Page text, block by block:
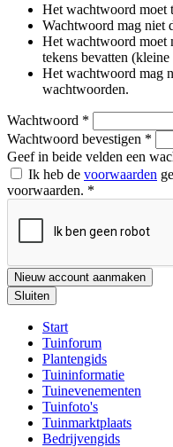
Het wachtwoord moet
Wachtwoord mag niet
Het wachtwoord moet
tekens bevatten
Het wachtwoord mag
wachtwoorden.
Wachtwoord *
Wachtwoord bevestigen *
Geef in beide velden een
Ik heb de voorwaarden
voorwaarden. *
Nieuw account aanmaken
Sluiten
Start
Tuinforum
Plantengids
Tuininformatie
Tuinevenementen
Tuinfoto's
Tuinmarktplaats
Bedrijvengids